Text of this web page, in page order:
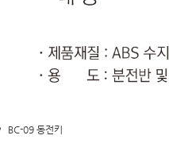
BC-09 동전키